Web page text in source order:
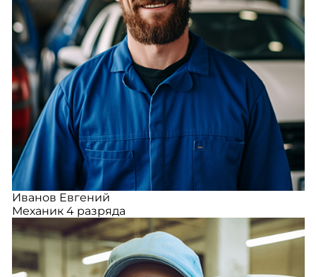
Иванов Евгений
Механик 4 разряда